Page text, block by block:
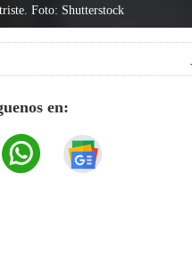
Foto: Shutterstock
en: